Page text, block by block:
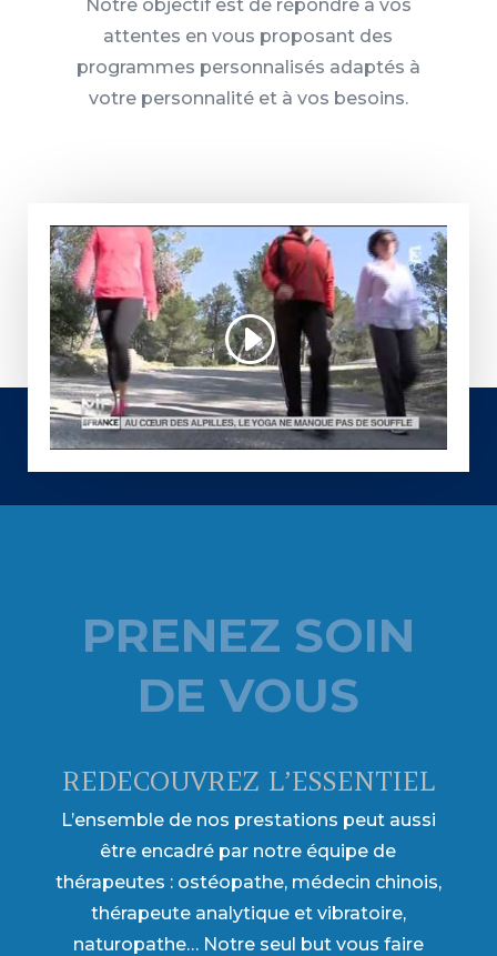
Notre objectif est de répondre à vos
attentes en vous proposant des
programmes personnalisés adaptés à
votre personnalité et à vos besoins.
PRENEZ SOIN
DE VOUS
REDECOUVREZ L’ESSENTIEL
L’ensemble de nos prestations peut aussi
être encadré par notre équipe de
thérapeutes : ostéopathe, médecin chinois,
thérapeute analytique et vibratoire,
naturopathe… Notre seul but vous faire